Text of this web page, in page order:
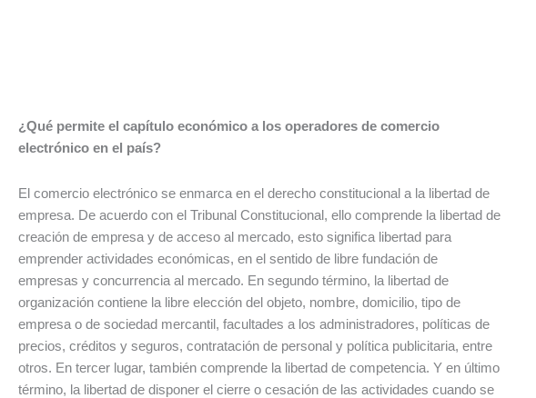
¿Qué permite el capítulo económico a los operadores de comercio
electrónico en el país?
El comercio electrónico se enmarca en el derecho constitucional a la libertad de
empresa. De acuerdo con el Tribunal Constitucional, ello comprende la libertad de
creación de empresa y de acceso al mercado, esto significa libertad para
emprender actividades económicas, en el sentido de libre fundación de
empresas y concurrencia al mercado. En segundo término, la libertad de
organización contiene la libre elección del objeto, nombre, domicilio, tipo de
empresa o de sociedad mercantil, facultades a los administradores, políticas de
precios, créditos y seguros, contratación de personal y política publicitaria, entre
otros. En tercer lugar, también comprende la libertad de competencia. Y en último
término, la libertad de disponer el cierre o cesación de las actividades cuando se